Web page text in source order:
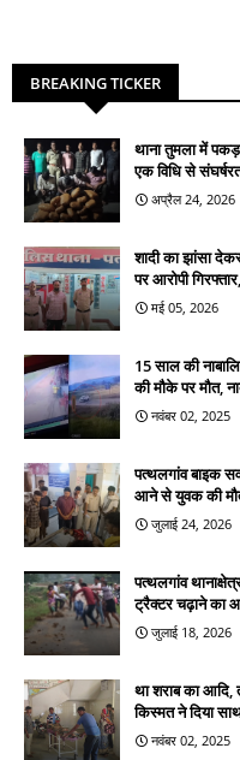
BREAKING TICKER
थाना तुमला में
एक विधि से
अप्रैल 24, 2026
शादी का झांसा
पर आरोपी
मई 05, 2026
15 साल की
की मौके पर मौत,
नवंबर 02, 2025
पत्थलगांव बाइक
आने से युवक की
जुलाई 24, 2026
पत्थलगांव
ट्रैक्टर चढ़ाने का
जुलाई 18, 2026
था शराब का आदि,
किस्मत ने दिया
नवंबर 02, 2025